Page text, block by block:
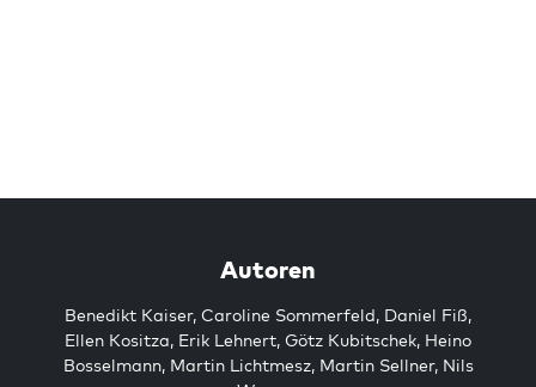
Autoren
Benedikt Kaiser, Caroline Sommerfeld, Daniel Fiß,
Ellen Kositza, Erik Lehnert, Götz Kubitschek, Heino
Bosselmann, Martin Lichtmesz, Martin Sellner, Nils